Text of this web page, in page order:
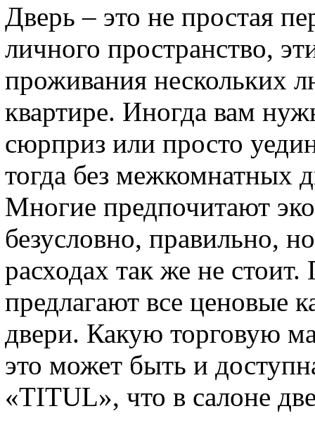
Дверь – это не простая
личного пространство,
проживания нескольких
квартире. Иногда вам
сюрприз или просто
тогда без межкомнатных
Многие предпочитают
безусловно, правильно,
расходах так же не
предлагают все ценовые
двери. Какую торговую
это может быть и
«TITUL», что в салоне